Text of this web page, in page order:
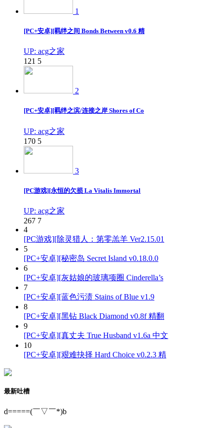
1
[PC+安卓][羁绊之间 Bonds Between v0.6 精
UP: acg之家
121 5
2
[PC+安卓][羁绊之滨/连接之岸 Shores of Co
UP: acg之家
170 5
3
[PC游戏][永恒的欠损 La Vitalis Immortal
UP: acg之家
267 7
4
[PC游戏][除灵猎人：第零羔羊 Ver2.15.01
5
[PC+安卓][秘密岛 Secret Island v0.18.0.0
6
[PC+安卓][灰姑娘的玻璃项圈 Cinderella’s
7
[PC+安卓][蓝色污渍 Stains of Blue v1.9
8
[PC+安卓][黑钻 Black Diamond v0.8f 精翻
9
[PC+安卓][真丈夫 True Husband v1.6a 中文
10
[PC+安卓][艰难抉择 Hard Choice v0.2.3 精
最新吐槽
d=====(￣▽￣*)b